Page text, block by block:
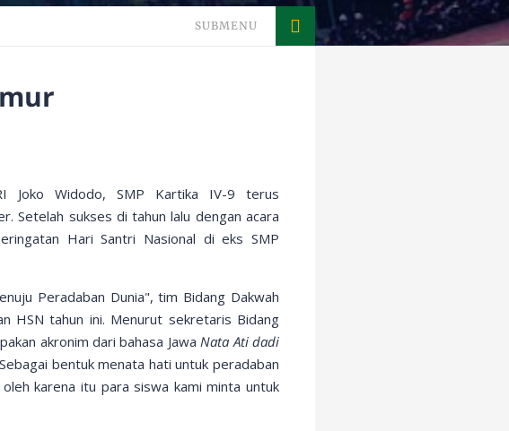
SUBMENU
Joko Widodo, SMP Kartika IV-9 terus
Setelah sukses di tahun lalu dengan acara
Hari Santri Nasional di eks SMP
Peradaban Dunia", tim Bidang Dakwah
HSN tahun ini. Menurut sekretaris Bidang
akronim dari bahasa JawaNata Ati dadi
bentuk menata hati untuk peradaban
karena itu para siswa kami minta untuk